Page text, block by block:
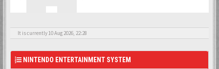
It is currently 10 Aug 2026, 22:28
NINTENDO ENTERTAINMENT SYSTEM